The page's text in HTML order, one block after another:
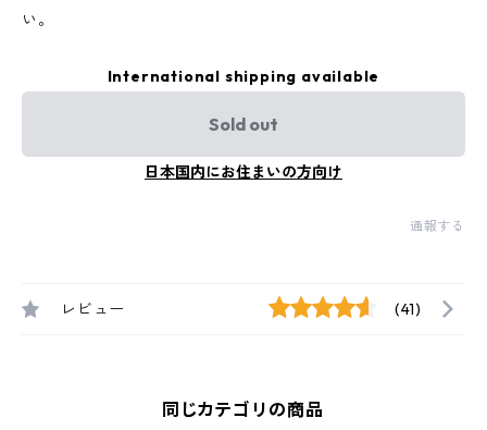
い。
International shipping available
Sold out
日本国内にお住まいの方向け
通報する
レビュー (41)
同じカテゴリの商品